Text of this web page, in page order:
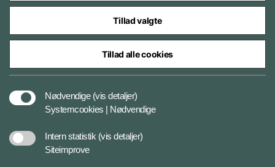
Tillad valgte
Tillad alle cookies
Nødvendige (vis detaljer)
Systemcookies | Nødvendige
Intern statistik (vis detaljer)
Siteimprove